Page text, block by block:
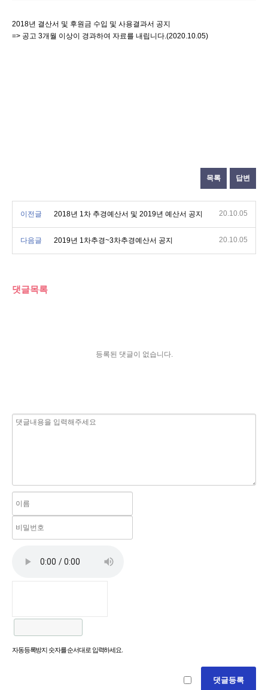
2018년 결산서 및 후원금 수입 및 사용결과서 공지
=> 공고 3개월 이상이 경과하여 자료를 내립니다.(2020.10.05)
목록 답변
이전글 2018년 1차 추경예산서 및 2019년 예산서 공지 20.10.05
다음글 2019년 1차추경~3차추경예산서 공지 20.10.05
댓글목록
등록된 댓글이 없습니다.
자동등록방지 숫자를 순서대로 입력하세요.